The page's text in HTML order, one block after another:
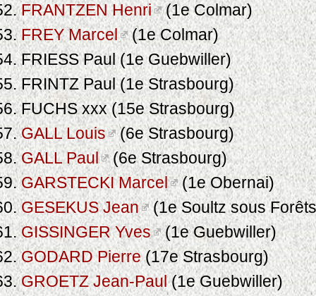
FRANTZEN Henri (1e Colmar)
FREY Marcel (1e Colmar)
FRIESS Paul (1e Guebwiller)
FRINTZ Paul (1e Strasbourg)
FUCHS xxx (15e Strasbourg)
GALL Louis
(6e Strasbourg)
GALL Paul (6e Strasbourg)
GARSTECKI Marcel (1e Obernai)
GESEKUS Jean (1e Soultz sous
GISSINGER Yves (1e Guebwiller)
GODARD Pierre(17e Strasbourg)
GROETZ Jean-Paul(1e Guebwiller)